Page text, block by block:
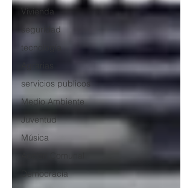
Vivienda
seguridad
tecnología
servicios publicos
Medio Ambiente
Juventud
Música
Democracia